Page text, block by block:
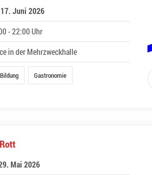
Juni 2026
- 22:00 Uhr
in der Mehrzweckhalle
Bildung Gastronomie
Mai 2026